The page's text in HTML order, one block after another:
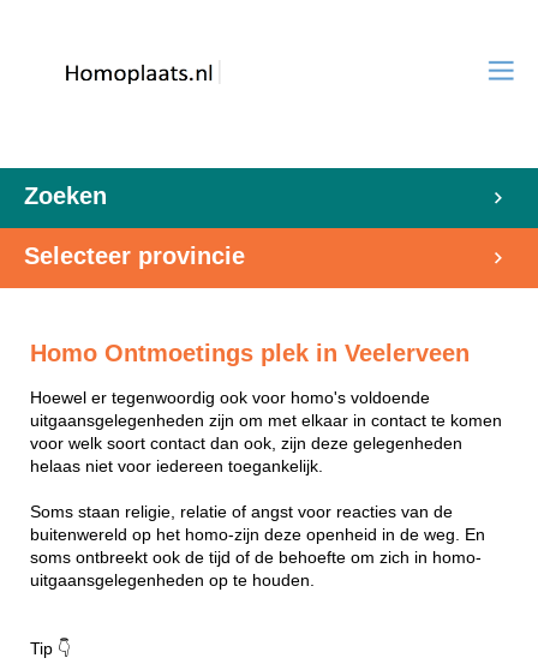
Zoeken
Selecteer provincie
Homo Ontmoetings plek in Veelerveen
Hoewel er tegenwoordig ook voor homo's voldoende
uitgaansgelegenheden zijn om met elkaar in contact te komen
voor welk soort contact dan ook, zijn deze gelegenheden
helaas niet voor iedereen toegankelijk.
Soms staan religie, relatie of angst voor reacties van de
buitenwereld op het homo-zijn deze openheid in de weg. En
soms ontbreekt ook de tijd of de behoefte om zich in homo-
uitgaansgelegenheden op te houden.
Tip 👇